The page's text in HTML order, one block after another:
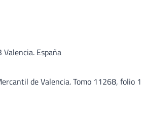
España
de Valencia. Tomo 11268, folio